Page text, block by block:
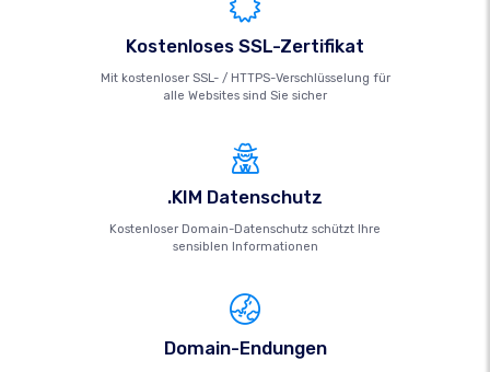
Kostenloses SSL-Zertifikat
Mit kostenloser SSL- / HTTPS-Verschlüsselung für
alle Websites sind Sie sicher
.KIM Datenschutz
Kostenloser Domain-Datenschutz schützt Ihre
sensiblen Informationen
Domain-Endungen